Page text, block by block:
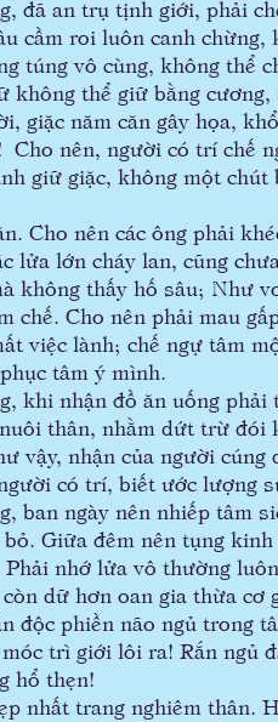
an trụ tịnh giới, phải
cầm roi luôn canh
túng vô cùng, không thể
thể giữ bằng cương,
giặc năm căn gây họa,
Cho nên, người có trí chế
giữ giặc, không một
Cho nên các ông phải
lửa lớn cháy lan, cũng
không thấy hố sâu; Như
chế. Cho nên phải mau
việc lành; chế ngự tâm
tâm ý mình.
nhận đồ ăn uống phải
thân, nhằm dứt trừ
vậy, nhận của người
có trí, biết ước lượng
ngày nên nhiếp tâm
bỏ. Giữa đêm nên tụng
nhớ lửa vô thường
dữ hơn oan gia thừa
độc phiền não ngủ trong
trì giới lôi ra! Rắn ngủ
hổ thẹn!
trang nghiêm thân.